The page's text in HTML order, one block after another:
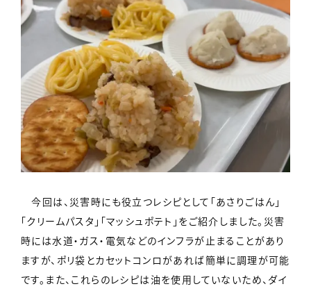
今回は、災害時にも役立つレシピとして「あさりごはん」
「クリームパスタ」「マッシュポテト」をご紹介しました。災害
時には水道・ガス・電気などのインフラが止まることがあり
ますが、ポリ袋とカセットコンロがあれば簡単に調理が可能
です。また、これらのレシピは油を使用していないため、ダイ